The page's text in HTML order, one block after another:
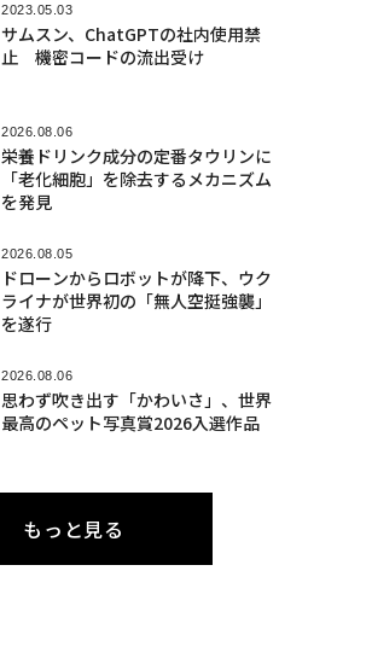
2023.05.03
サムスン、ChatGPTの社内使用禁
止 機密コードの流出受け
2026.08.06
栄養ドリンク成分の定番タウリンに
「老化細胞」を除去するメカニズム
を発見
2026.08.05
ドローンからロボットが降下、ウク
ライナが世界初の「無人空挺強襲」
を遂行
2026.08.06
思わず吹き出す「かわいさ」、世界
最高のペット写真賞2026入選作品
もっと見る